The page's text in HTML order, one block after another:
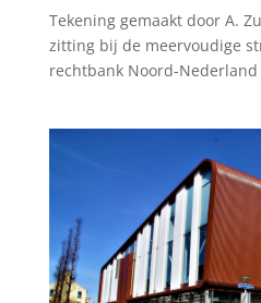
Tekening gemaakt door A.
zitting bij de meervoudige
rechtbank Noord-Nederland